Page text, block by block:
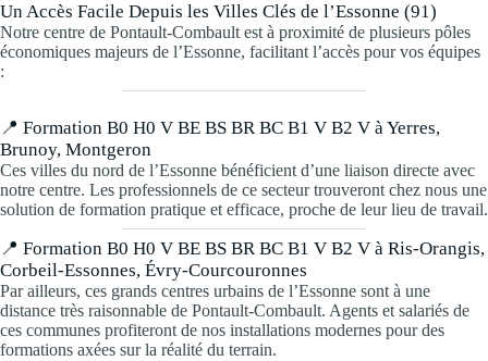
Un Accès Facile Depuis les Villes Clés de l’Essonne (91)
Notre centre de Pontault-Combault est à proximité de plusieurs pôles
économiques majeurs de l’Essonne, facilitant l’accès pour vos équipes
:
📍 Formation B0 H0 V BE BS BR BC B1 V B2 V à Yerres,
Brunoy, Montgeron
Ces villes du nord de l’Essonne bénéficient d’une liaison directe avec
notre centre. Les professionnels de ce secteur trouveront chez nous une
solution de formation pratique et efficace, proche de leur lieu de travail.
📍 Formation B0 H0 V BE BS BR BC B1 V B2 V à Ris-Orangis,
Corbeil-Essonnes, Évry-Courcouronnes
Par ailleurs, ces grands centres urbains de l’Essonne sont à une
distance très raisonnable de Pontault-Combault. Agents et salariés de
ces communes profiteront de nos installations modernes pour des
formations axées sur la réalité du terrain.